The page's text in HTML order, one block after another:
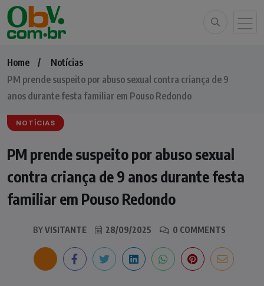
Home
Notícias
PM prende suspeito por abuso sexual contra criança de 9
anos durante festa familiar em Pouso Redondo
NOTÍCIAS
PM prende suspeito por abuso sexual
contra criança de 9 anos durante festa
familiar em Pouso Redondo
BYVISITANTE 28/09/2025 0 COMMENTS